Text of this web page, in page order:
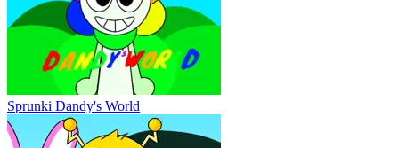
Sprunki Dandy's World